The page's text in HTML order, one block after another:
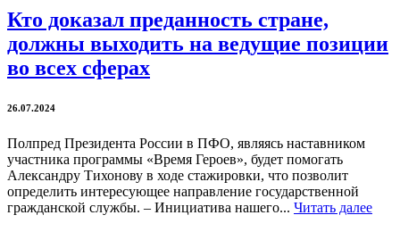
Кто доказал преданность стране,
должны выходить на ведущие позиции
во всех сферах
26.07.2024
Полпред Президента России в ПФО, являясь наставником
участника программы «Время Героев», будет помогать
Александру Тихонову в ходе стажировки, что позволит
определить интересующее направление государственной
гражданской службы. – Инициатива нашего... Читать далее